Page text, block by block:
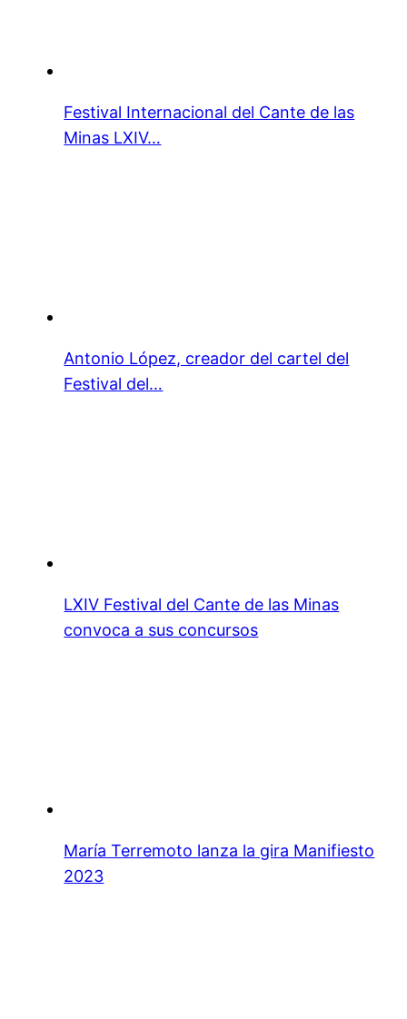
Festival Internacional del Cante de las
Minas LXIV…
Antonio López, creador del cartel del
Festival del…
LXIV Festival del Cante de las Minas
convoca a sus concursos
María Terremoto lanza la gira Manifiesto
2023